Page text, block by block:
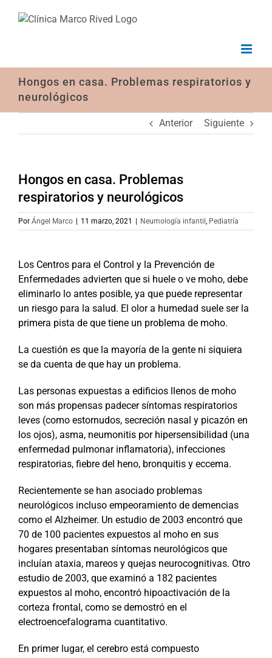
Hongos en casa. Problemas respiratorios y
neurológicos
Anterior Siguiente
Hongos en casa. Problemas
respiratorios y neurológicos
Por Ángel Marco 11 marzo, 2021 Neumología infantil , Pediatría
Los Centros para el Control y la Prevención de
Enfermedades advierten que si huele o ve moho, debe
eliminarlo lo antes posible, ya que puede representar
un riesgo para la salud. El olor a humedad suele ser la
primera pista de que tiene un problema de moho.
La cuestión es que la mayoría de la gente ni siquiera
se da cuenta de que hay un problema.
Las personas expuestas a edificios llenos de moho
son más propensas padecer síntomas respiratorios
leves (como estornudos, secreción nasal y picazón en
los ojos), asma, neumonitis por hipersensibilidad (una
enfermedad pulmonar inflamatoria), infecciones
respiratorias, fiebre del heno, bronquitis y eccema.
Recientemente se han asociado problemas
neurológicos incluso empeoramiento de demencias
como el Alzheimer. Un estudio de 2003 encontró que
70 de 100 pacientes expuestos al moho en sus
hogares presentaban síntomas neurológicos que
incluían ataxia, mareos y quejas neurocognitivas. Otro
estudio de 2003, que examinó a 182 pacientes
expuestos al moho, encontró hipoactivación de la
corteza frontal, como se demostró en el
electroencefalograma cuantitativo.
En primer lugar, el cerebro está compuesto